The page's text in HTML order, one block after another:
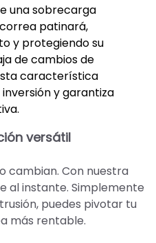
una sobrecarga
patinará,
y protegiendo su
de cambios de
característica
y garantiza
versátil
cambian. Con nuestra
al instante. Simplemente
puedes pivotar tu
más rentable.